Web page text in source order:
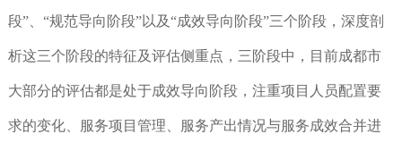
段”、“规范导向阶段”以及“成效导向阶段”三个阶段，深度剖
析这三个阶段的特征及评估侧重点，三阶段中，目前成都市
大部分的评估都是处于成效导向阶段，注重项目人员配置要
求的变化、服务项目管理、服务产出情况与服务成效合并进